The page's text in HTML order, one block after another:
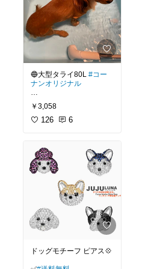
ーフ アイリスオーヤマ
すい⭕️
#犬部 #多頭飼
#ペット部
#ペット用品
#ペット用ク
🔵大型タライ80L #コー
ナンオリジナル
ミニチュアダックスを入
れると、このサイズ感で
す😚
使ってます❗️
栓を持ち上げるだけなの
でお湯抜きも楽です✨
置き場所に困るので普段
は部屋で収納スペースと
して使ってます😌
#オリジナル写真 #犬#小
型犬#ミニチュアダック
#カニンヘンダ
ックスフンド
#タライ
風呂 #プール
￥3,058
126 6
ドッグモチーフ ピアス💠